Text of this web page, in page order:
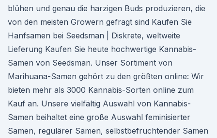
blühen und genau die harzigen Buds produzieren, die
von den meisten Growern gefragt sind Kaufen Sie
Hanfsamen bei Seedsman | Diskrete, weltweite
Lieferung Kaufen Sie heute hochwertige Kannabis-
Samen von Seedsman. Unser Sortiment von
Marihuana-Samen gehört zu den größten online: Wir
bieten mehr als 3000 Kannabis-Sorten online zum
Kauf an. Unsere vielfältig Auswahl von Kannabis-
Samen beihaltet eine große Auswahl feminisierter
Samen, regulärer Samen, selbstbefruchtender Samen